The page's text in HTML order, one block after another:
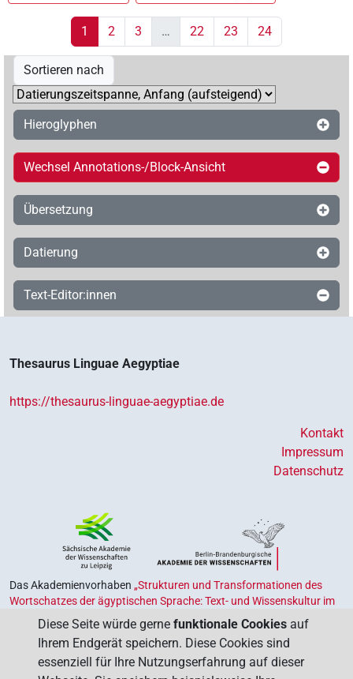
1 2 3 … 22 23 24
Sortieren nach
Hieroglyphen
Wechsel Annotations-/Block-Ansicht
Übersetzung
Datierung
Text-Editor:innen
Thesaurus Linguae Aegyptiae
https://thesaurus-linguae-aegyptiae.de
Kontakt
Impressum
Datenschutz
Das Akademienvorhaben „Strukturen und Transformationen des
Wortschatzes der ägyptischen Sprache: Text- und Wissenskultur im
Alten Ägypten‟
ist Teil des von Bund und Ländern geförderten
Akademienprogramms , das der Erhaltung, Sicherung und
Vergegenwärtigung unseres kulturellen Erbes dient. Koordiniert wird
das Programm von derUnion der Deutschen Akademien der
Diese Seite würde gerne funktionale Cookies auf
Ihrem Endgerät speichern. Diese Cookies sind
essenziell für Ihre Nutzungserfahrung auf dieser